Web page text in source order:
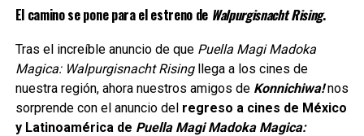
nueva película, se trata de la continuación de una historia
que permaneció inconclusa durante más de una década y
que marcó un antes y un después para el género de las
chicas mágicas.
El camino se pone para el estreno de Walpurgisnacht Rising.
Tras el increíble anuncio de que Puella Magi Madoka
Magica: Walpurgisnacht Rising llega a los cines de
nuestra región, ahora nuestros amigos de Konnichiwa!nos
sorprende con el anuncio del regreso a cines de México
y Latinoamérica de Puella Magi Madoka Magica: